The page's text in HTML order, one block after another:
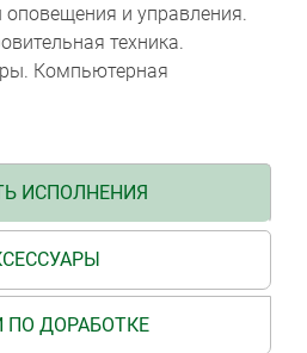
и управления.
техника.
Компьютерная
ИСПОЛНЕНИЯ
ПО ДОРАБОТКЕ